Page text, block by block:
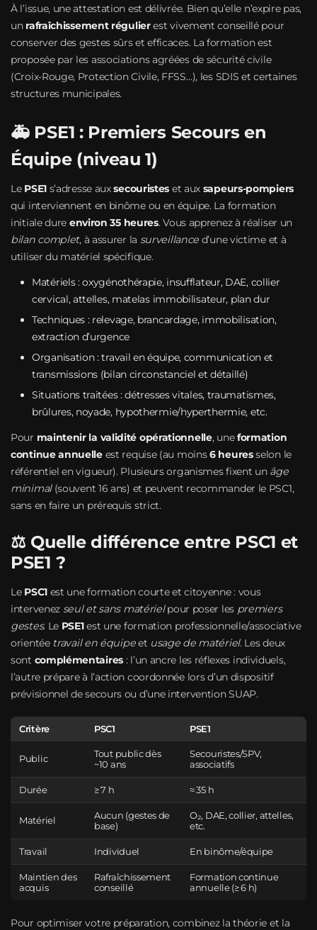
À l’issue, une attestation est délivrée. Bien qu’elle n’expire pas,
un rafraîchissement régulierest vivement conseillé pour
conserver des gestes sûrs et efficaces. La formation est
proposée par les associations agréées de sécurité civile
(Croix‑Rouge, Protection Civile, FFSS…), les SDIS et certaines
structures municipales.
🚑 PSE1 : Premiers Secours en
Équipe (niveau 1)
Le PSE1s’adresse auxsecouristes et aux sapeurs‑pompiers
qui interviennent en binôme ou en équipe. La formation
initiale dure environ 35 heures. Vous apprenez à réaliser un
bilan complet, à assurer la surveillance d’une victime et à
utiliser du matériel spécifique.
Matériels : oxygénothérapie, insufflateur, DAE, collier
cervical, attelles, matelas immobilisateur, plan dur
Techniques : relevage, brancardage, immobilisation,
extraction d’urgence
Organisation : travail en équipe, communication et
transmissions (bilan circonstanciel et détaillé)
Situations traitées : détresses vitales, traumatismes,
brûlures, noyade, hypothermie/hyperthermie, etc.
Pour maintenir la validité opérationnelle, uneformation
continue annuelleest requise (au moins6 heuresselon le
référentiel en vigueur). Plusieurs organismes fixent un âge
minimal(souvent 16 ans) et peuvent recommander le PSC1,
sans en faire un prérequis strict.
⚖️ Quelle différence entre PSC1 et
PSE1 ?
Le PSC1est une formation courte et citoyenne : vous
intervenez seul et sans matérielpour poser les premiers
gestes. Le PSE1est une formation professionnelle/associative
orientée travail en équipeet usage de matériel. Les deux
sont complémentaires : l’un ancre les réflexes individuels,
l’autre prépare à l’action coordonnée lors d’un dispositif
prévisionnel de secours ou d’une intervention SUAP.
Critère PSC1 PSE1
Public
Tout public dès
~10 ans
Secouristes/SPV,
associatifs
Durée ≥ 7 h ≈ 35 h
Matériel
Aucun (gestes de
base)
O₂, DAE, collier, attelles,
etc.
Travail Individuel En binôme/équipe
Maintien des
acquis
Rafraîchissement
conseillé
Formation continue
annuelle (≥ 6 h)
Pour optimiser votre préparation, combinez la théorie et la